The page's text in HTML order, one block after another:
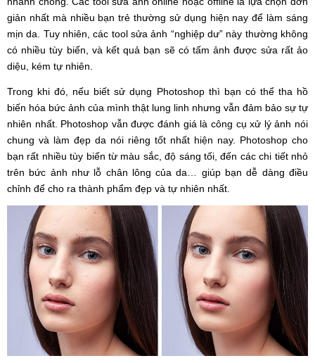
giản nhất mà nhiều bạn trẻ thường sử dụng hiện nay để làm sáng
mịn da. Tuy nhiên, các tool sửa ảnh “nghiệp dư” này thường không
có nhiều tùy biến, và kết quả bạn sẽ có tấm ảnh được sửa rất ảo
diệu, kém tự nhiên.
Trong khi đó, nếu biết sử dụng Photoshop thì bạn có thể tha hồ
biến hóa bức ảnh của mình thật lung linh nhưng vẫn đảm bảo sự tự
nhiên nhất. Photoshop vẫn được đánh giá là công cụ xử lý ảnh nói
chung và làm đẹp da nói riêng tốt nhất hiện nay. Photoshop cho
bạn rất nhiều tùy biến từ màu sắc, độ sáng tối, đến các chi tiết nhỏ
trên bức ảnh như lỗ chân lông của da… giúp bạn dễ dàng điều
chỉnh để cho ra thành phẩm đẹp và tự nhiên nhất.